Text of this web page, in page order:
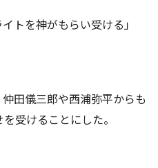
トを神がもらい受ける」
田儀三郎や西浦弥平からも
受けることにした。